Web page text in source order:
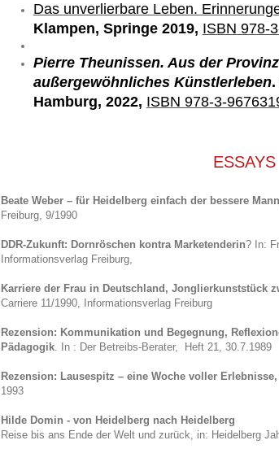
Das unverlierbare Leben.
Klampen, Springe 2019, ISBN 978-
Pierre Theunissen. Aus der
außergewöhnliches Künstlerleben.
Hamburg, 2022, ISBN 978-3-
ESSAYS
Beate Weber – für Heidelberg einfach der bessere Mann
Freiburg, 9/1990
DDR-Zukunft: Dornröschen kontra Marketenderin? In:
Informationsverlag Freiburg,
Karriere der Frau in Deutschland, Jonglierkunststück
Carriere 11/1990, Informationsverlag Freiburg
Rezension: Kommunikation und Begegnung,
Pädagogik. In : Der Betreibs-Berater, Heft 21, 30.7.1989
Rezension: Lausespitz – eine Woche voller
1993
Hilde Domin - von Heidelberg nach Heidelberg
Reise bis ans Ende der Welt und zurück, in: Heidelberg